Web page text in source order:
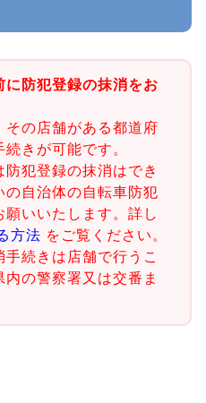
防犯登録の抹消をお
の店舗がある都道府
きが可能です。
犯登録の抹消はでき
自治体の自転車防犯
いいたします。詳し
方法 をご覧ください。
続きは店舗で行うこ
の警察署又は交番ま